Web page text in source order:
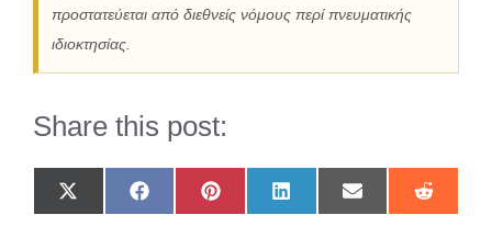
προστατεύεται από διεθνείς νόμους περί πνευματικής
ιδιοκτησίας.
Share this post:
Share
on
Share
on
Share
on
Share
on
Share
on
Share
on